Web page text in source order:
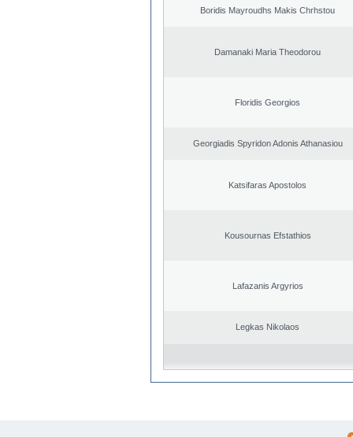
Boridis Mayroudhs Makis Chrhstou
Damanaki Maria Theodorou
Floridis Georgios
Georgiadis Spyridon Adonis Athanasiou
Katsifaras Apostolos
Kousournas Efstathios
Lafazanis Argyrios
Legkas Nikolaos